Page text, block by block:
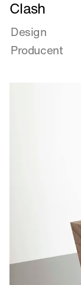
mere
om
Clash
Clash
Design
Producent